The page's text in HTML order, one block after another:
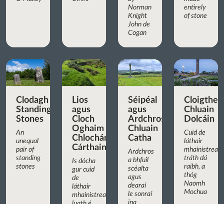
Norman
Knight
John de
Cogan
entirely
of stone
Clodagh
Standing
Stones
An
unequal
pair of
standing
stones
Lios
agus
Cloch
Oghaim
Chlochán
Cárthainn
Is dócha
gur cuid
de
láthair
mhainistreach
Séipéal
agus
Ardchros
Chluain
Catha
Ardchros
a bhfuil
scéalta
agus
dearaí
le sonraí
ina
Chluain
Dolcáin
Cuid de
láthair
mhainistreach
tráth dá
raibh, a
thóg
Naomh
Mochua